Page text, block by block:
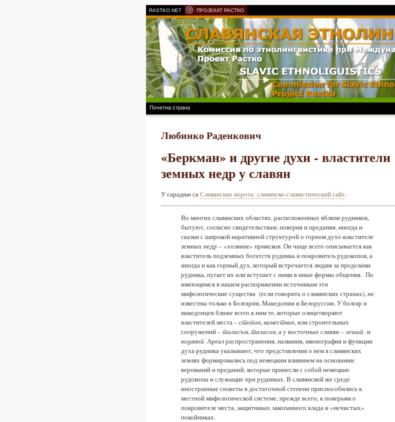
RASTKO.NET ПРОЈЕКАТ РАСТКО
Почетна страна
Любинко Раденкович
«Беркман» и другие духи - властители
земных недр у славян
У сарадњи саСлавянские ворота: славянско-славистический сайт.
Во многих славянских областях, расположенных вблизи рудников,
бытуют, согласно свидетельствам, поверия и предания, иногда и
сказки с широкой наративной структурой о горном духе-властителе
земных недр – «хозяине» приисков. Он чаще всего описывается как
властитель подземных богатств рудника и покровитељ рудокопов, а
иногда и как горный дух, который встречается людям за пределами
рудника, пугает их или вступает с ними в иные формы общения. По
имеющимся в нашем распоряжении источникам эти
мифологические существа (если говорить о славянских странах), не
известны только в Болгарии, Македонии и Белоруссии. У болгар и
македонцев ближе всего к ним те, которые олицетворяют
властителей места –стопан,наместник, или строительных
сооружений –таласъм,таласон, а у восточных славян –леший и
водяной. Ареал распространения, названия, иконография и функции
духа рудника указывают, что представления о нем в славянских
землях формировались под немецким влиянием на основании
верований и преданий, которые принесли с собой немецкие
рудокопы и служащие при рудниках. В славянской же среде
иностранные сюжеты в достаточной степени приспособились к
местной мифологической системе, прежде всего, к поверьям о
покровителе места, защитниках закопанного клада и «нечистых»
покойниках.